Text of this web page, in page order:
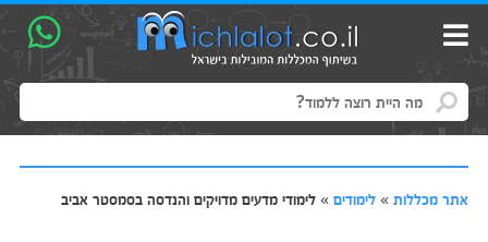
אתר מכללות» לימודים» לימודי מדעים מדויקים והנדסה בסמסטר אביב